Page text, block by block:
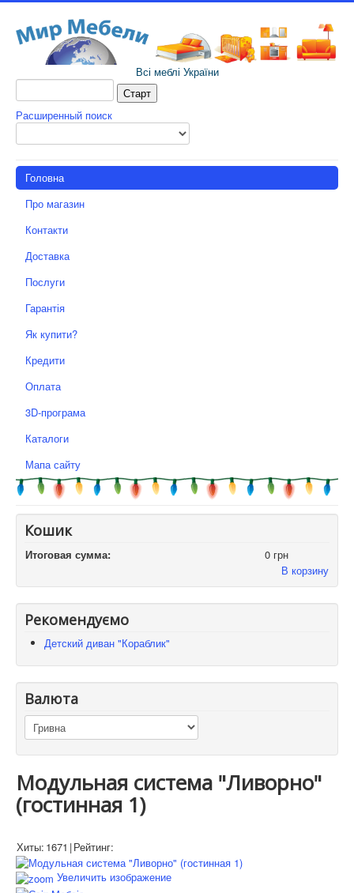
Всі меблі України
Расширенный поиск
Головна
Про магазин
Контакти
Доставка
Послуги
Гарантія
Як купити?
Кредити
Оплата
3D-програма
Каталоги
Мапа сайту
Кошик
Итоговая сумма:
0 грн
В корзину
Рекомендуємо
Детский диван "Кораблик"
Валюта
Модульная система "Ливорно"
(гостинная 1)
Хиты: 1671 |Рейтинг:
Увеличить изображение